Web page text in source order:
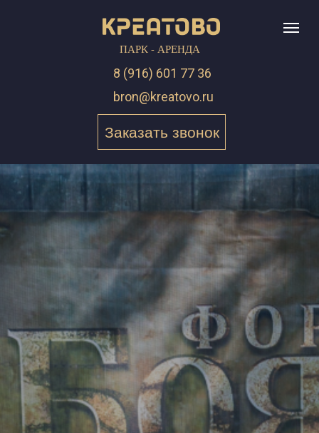
8 (916) 601 77 36
Заказать звонок
ПАРК - АРЕНДА
bron@kreatovo.ru